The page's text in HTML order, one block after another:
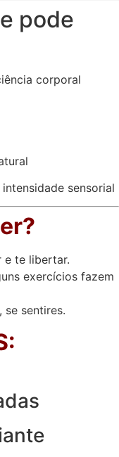
pode
corporal
sensorial
e te libertar.
exercícios fazem
se sentires.